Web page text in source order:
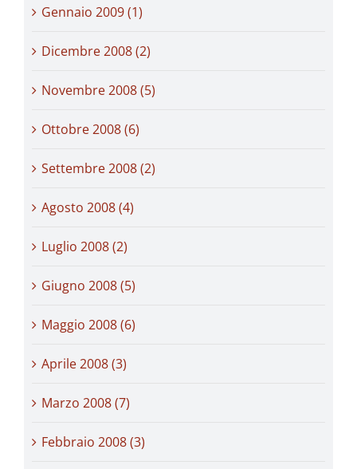
Gennaio 2009 (1)
Dicembre 2008 (2)
Novembre 2008 (5)
Ottobre 2008 (6)
Settembre 2008 (2)
Agosto 2008 (4)
Luglio 2008 (2)
Giugno 2008 (5)
Maggio 2008 (6)
Aprile 2008 (3)
Marzo 2008 (7)
Febbraio 2008 (3)